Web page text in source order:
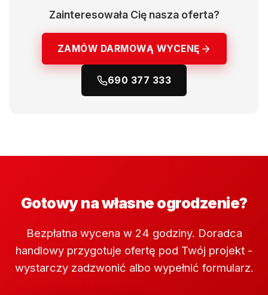
Zainteresowała Cię nasza oferta?
ZAMÓW DARMOWĄ WYCENĘ
690 377 333
Gotowy na własne ogrodzenie?
Bezpłatna wycena w 24 godziny. Doradca
handlowy przygotuje ofertę pod Twój projekt -
wystarczy zadzwonić albo wypełnić formularz.